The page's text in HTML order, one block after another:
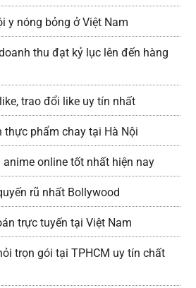
y nóng bỏng ở Việt Nam
thu đạt kỷ lục lên đến hàng
trao đổi like uy tín nhất
thực phẩm chay tại Hà Nội
anime online tốt nhất hiện nay
rũ nhất Bollywood
trực tuyến tại Việt Nam
trọn gói tại TPHCM uy tín chất